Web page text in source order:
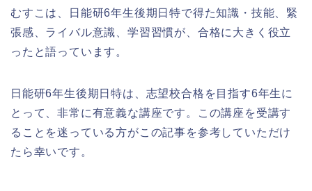
むすこは、日能研6年生後期日特で得た知識・技能、緊
張感、ライバル意識、学習習慣が、合格に大きく役立
ったと語っています。
日能研6年生後期日特は、志望校合格を目指す6年生に
とって、非常に有意義な講座です。この講座を受講す
ることを迷っている方がこの記事を参考していただけ
たら幸いです。